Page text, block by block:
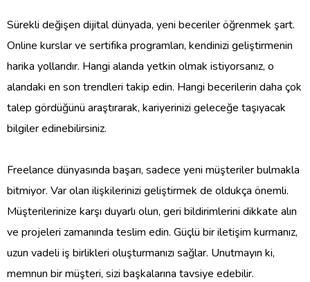
Sürekli değişen dijital dünyada, yeni beceriler öğrenmek şart.
Online kurslar ve sertifika programları, kendinizi geliştirmenin
harika yollarıdır. Hangi alanda yetkin olmak istiyorsanız, o
alandaki en son trendleri takip edin. Hangi becerilerin daha çok
talep gördüğünü araştırarak, kariyerinizi geleceğe taşıyacak
bilgiler edinebilirsiniz.
Freelance dünyasında başarı, sadece yeni müşteriler bulmakla
bitmiyor. Var olan ilişkilerinizi geliştirmek de oldukça önemli.
Müşterilerinize karşı duyarlı olun, geri bildirimlerini dikkate alın
ve projeleri zamanında teslim edin. Güçlü bir iletişim kurmanız,
uzun vadeli iş birlikleri oluşturmanızı sağlar. Unutmayın ki,
memnun bir müşteri, sizi başkalarına tavsiye edebilir.